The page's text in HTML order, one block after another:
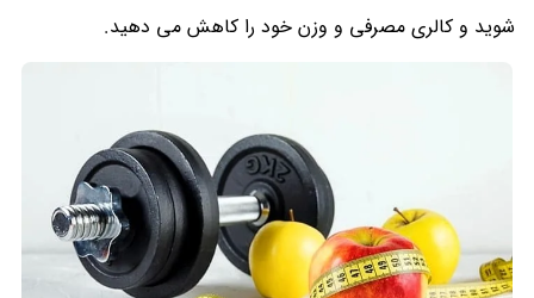
شوید و کالری مصرفی و وزن خود را کاهش می دهید.